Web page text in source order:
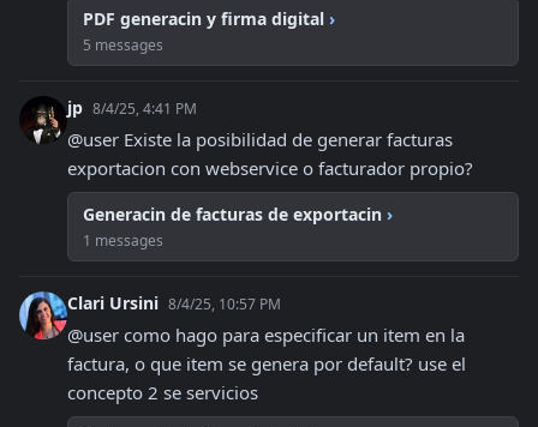
PDF generacin y firma digital ›
5 messages
jp 8/4/25, 4:41 PM
@user Existe la posibilidad de generar facturas
exportacion con webservice o facturador propio?
Generacin de facturas de exportacin ›
1 messages
Clari Ursini 8/4/25, 10:57 PM
@user como hago para especificar un item en la
factura, o que item se genera por default? use el
concepto 2 se servicios